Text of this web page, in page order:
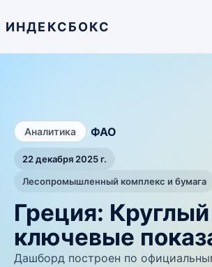
ИНДЕКСБОКС
Аналитика ФАО
22 декабря 2025 г.
Лесопромышленный комплекс и бумага
Греция:
ключевые
Дашборд построен по